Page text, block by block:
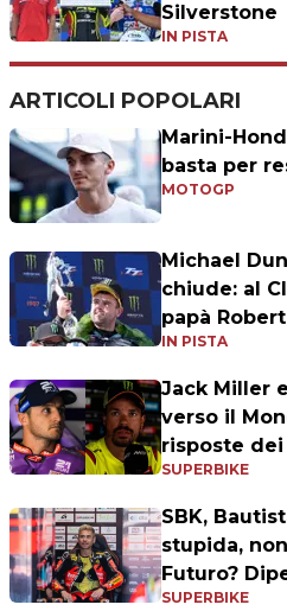
Silverstone
IN PISTA
ARTICOLI POPOLARI
Marini-
basta per
MOTOGP
Michael
chiude: al
papà Robert
IN PISTA
Jack Miller
verso il
risposte
SUPERBIKE
SBK,
stupida,
Futuro?
SUPERBIKE